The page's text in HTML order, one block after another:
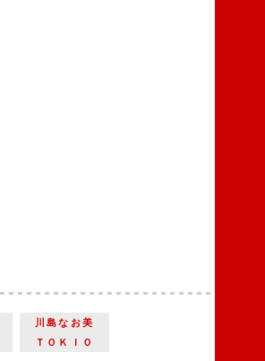
川島なお美
ＴＯＫＩＯ